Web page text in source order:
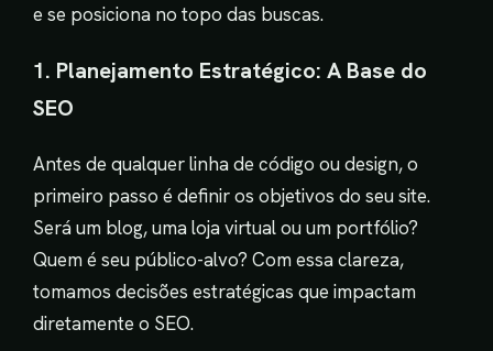
e se posiciona no topo das buscas.
1. Planejamento Estratégico: A Base do
SEO
Antes de qualquer linha de código ou design, o
primeiro passo é definir os objetivos do seu site.
Será um blog, uma loja virtual ou um portfólio?
Quem é seu público-alvo? Com essa clareza,
tomamos decisões estratégicas que impactam
diretamente o SEO.